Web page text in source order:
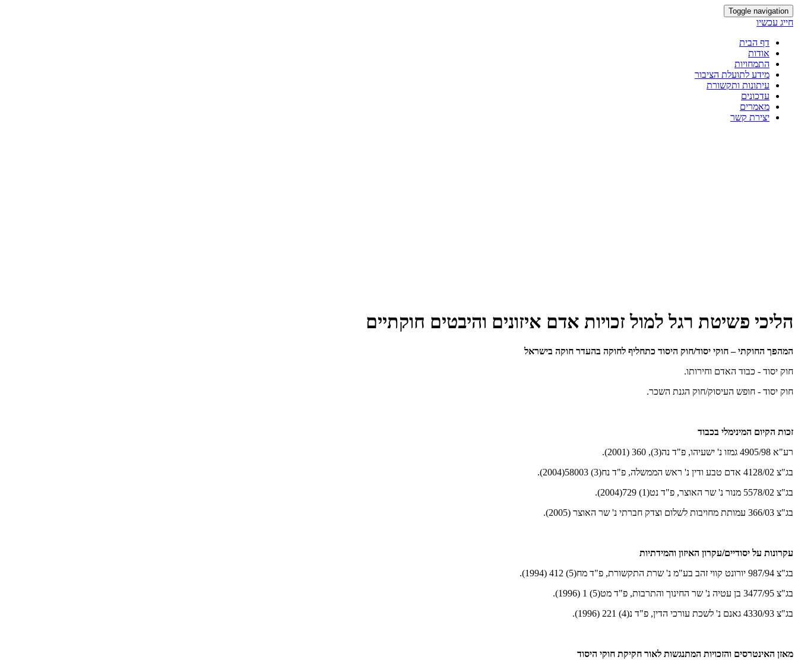
Toggle navigation
חייג עכשיו
דף הבית
אודות
התמחויות
מידע לתועלת הציבור
עיתונות ותקשורת
עדכונים
מאמרים
יצירת קשר
הליכי פשיטת רגל למול זכויות אדם איזונים והיבטים חוקתיים
המהפך החוקתי – חוקי יסוד/חוק היסוד כתחליף לחוקה בהעדר חוקה בישראל
חוק יסוד - כבוד האדם וחירותו.
חוק יסוד - חופש העיסוק/חוק הגנת השכר.
זכות הקיום המינימלי בכבוד
רע"א 4905/98 גמזו נ' ישעיהו, פ"ד נה(3), 360 (2001).
בג"צ 4128/02 אדם טבע ודין נ' ראש הממשלה, פ"ד נח(3) 58003(2004).
בג"צ 5578/02 מנור נ' שר האוצר, פ"ד נט(1) 729(2004).
בג"צ 366/03 עמותת מחויבות לשלום וצדק חברתי נ' שר האוצר (2005).
עקרונות על יסודיים/עקרון האיזון והמידתיות
בג"צ 987/94 יורונט קווי זהב בע"מ נ' שרת התקשורת, פ"ד מח(5) 412 (1994).
בג"צ 3477/95 בן עטיה נ' שר החינוך והתרבות, פ"ד מט(5) 1 (1996).
בג"צ 4330/93 גאנם נ' לשכת עורכי הדין, פ"ד נ(4) 221 (1996).
מאזן האינטרסים והזכויות המתנגשות לאור חקיקת חוקי היסוד